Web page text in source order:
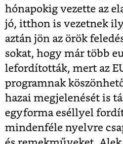
hónapokig vezette az
jó, itthon is vezetnek
aztán jön az örök
sokat, hogy már több
lefordították, mert az
programnak
hazai megjelenését is
egyforma eséllyel
mindenféle nyelvre